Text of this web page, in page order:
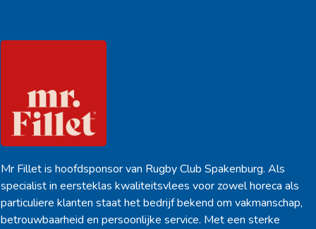
Mr Fillet is hoofdsponsor van Rugby Club Spakenburg. Als
specialist in eersteklas kwaliteitsvlees voor zowel horeca als
particuliere klanten staat het bedrijf bekend om vakmanschap,
betrouwbaarheid en persoonlijke service. Met een sterke